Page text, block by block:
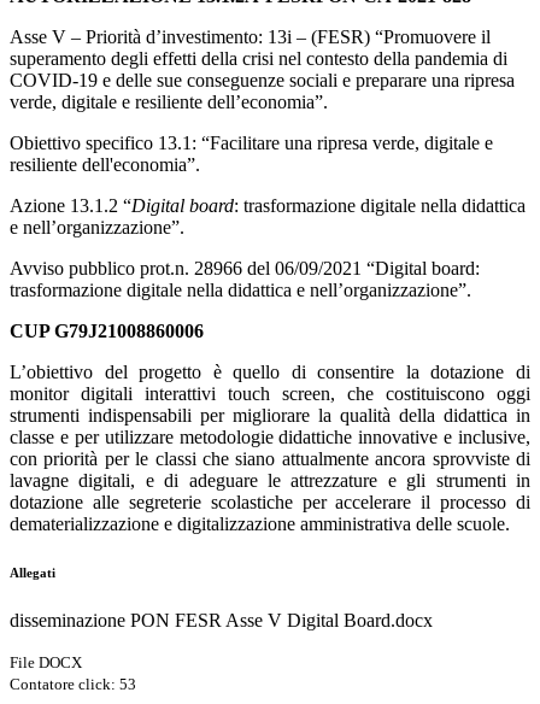
Asse V – Priorità d’investimento: 13i – (FESR) “Promuovere il
superamento degli effetti della crisi nel contesto della pandemia di
COVID-19 e delle sue conseguenze sociali e preparare una ripresa
verde, digitale e resiliente dell’economia”.
Obiettivo specifico 13.1: “Facilitare una ripresa verde, digitale e
resiliente dell'economia”.
Azione 13.1.2 “Digital board: trasformazione digitale nella didattica
e nell’organizzazione”.
Avviso pubblico prot.n. 28966 del 06/09/2021 “Digital board:
trasformazione digitale nella didattica e nell’organizzazione”.
CUP G79J21008860006
L’obiettivo del progetto è quello di consentire la dotazione di
monitor digitali interattivi touch screen, che costituiscono oggi
strumenti indispensabili per migliorare la qualità della didattica in
classe e per utilizzare metodologie didattiche innovative e inclusive,
con priorità per le classi che siano attualmente ancora sprovviste di
lavagne digitali, e di adeguare le attrezzature e gli strumenti in
dotazione alle segreterie scolastiche per accelerare il processo di
dematerializzazione e digitalizzazione amministrativa delle scuole.
Allegati
disseminazione PON FESR Asse V Digital Board.docx
File DOCX
Contatore click: 53